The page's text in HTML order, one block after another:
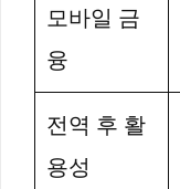
모바일 금
융
전역 후 활
용성